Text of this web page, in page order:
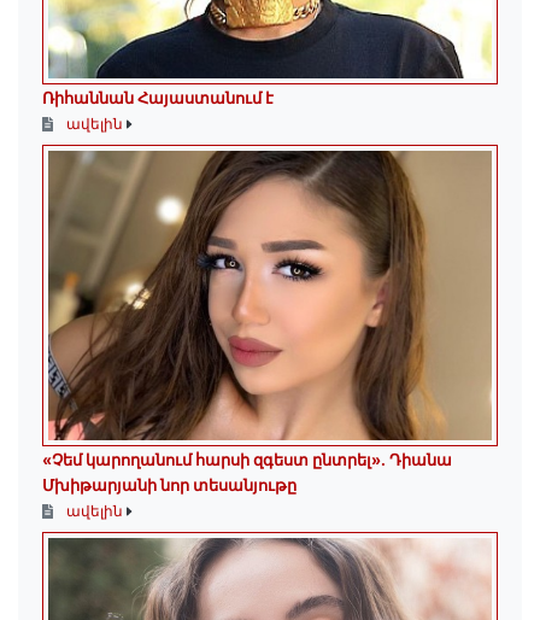
Ռիհաննան Հայաստանում է
ավելին
«Չեմ կարողանում հարսի զգեստ ընտրել». Դիանա
Մխիթարյանի նոր տեսանյութը
ավելին